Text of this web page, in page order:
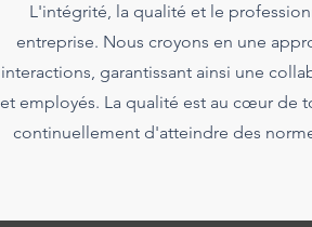
L'intégrité, la qualité et le
entreprise. Nous croyons en une
interactions, garantissant ainsi une
et employés. La qualité est au cœur de
continuellement d'atteindre des